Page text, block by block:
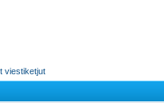
viestiketjut